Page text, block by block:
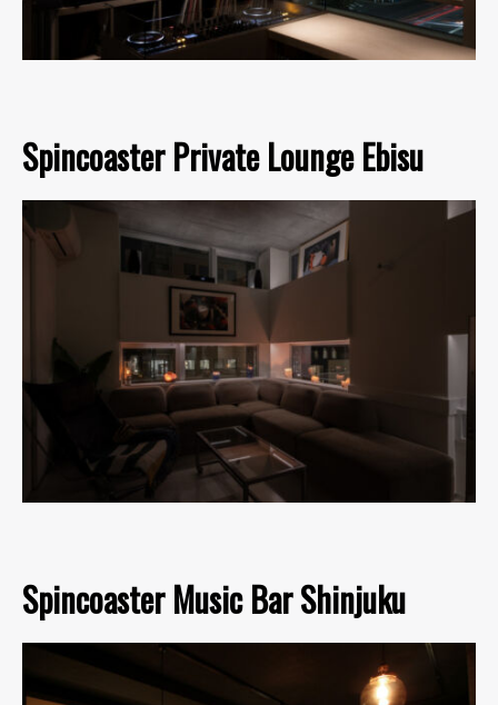
Spincoaster Private Lounge Ebisu
Spincoaster Music Bar Shinjuku